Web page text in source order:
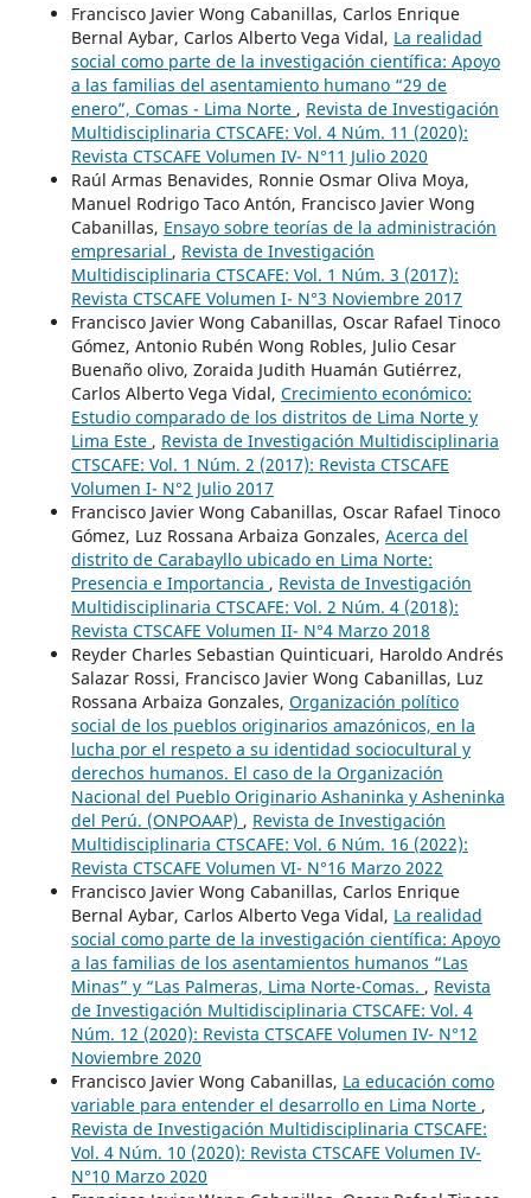
Francisco Javier Wong Cabanillas, Carlos Enrique
Bernal Aybar, Carlos Alberto Vega Vidal, La realidad
social como parte de la investigación científica: Apoyo
a las familias del asentamiento humano “29 de
enero”, Comas - Lima Norte , Revista de Investigación
Multidisciplinaria CTSCAFE: Vol. 4 Núm. 11 (2020):
Revista CTSCAFE Volumen IV- N°11 Julio 2020
Raúl Armas Benavides, Ronnie Osmar Oliva Moya,
Manuel Rodrigo Taco Antón, Francisco Javier Wong
Cabanillas, Ensayo sobre teorías de la administración
empresarial , Revista de Investigación
Multidisciplinaria CTSCAFE: Vol. 1 Núm. 3 (2017):
Revista CTSCAFE Volumen I- N°3 Noviembre 2017
Francisco Javier Wong Cabanillas, Oscar Rafael Tinoco
Gómez, Antonio Rubén Wong Robles, Julio Cesar
Buenaño olivo, Zoraida Judith Huamán Gutiérrez,
Carlos Alberto Vega Vidal, Crecimiento económico:
Estudio comparado de los distritos de Lima Norte y
Lima Este , Revista de Investigación Multidisciplinaria
CTSCAFE: Vol. 1 Núm. 2 (2017): Revista CTSCAFE
Volumen I- N°2 Julio 2017
Francisco Javier Wong Cabanillas, Oscar Rafael Tinoco
Gómez, Luz Rossana Arbaiza Gonzales, Acerca del
distrito de Carabayllo ubicado en Lima Norte:
Presencia e Importancia , Revista de Investigación
Multidisciplinaria CTSCAFE: Vol. 2 Núm. 4 (2018):
Revista CTSCAFE Volumen II- N°4 Marzo 2018
Reyder Charles Sebastian Quinticuari, Haroldo Andrés
Salazar Rossi, Francisco Javier Wong Cabanillas, Luz
Rossana Arbaiza Gonzales, Organización político
social de los pueblos originarios amazónicos, en la
lucha por el respeto a su identidad sociocultural y
derechos humanos. El caso de la Organización
Nacional del Pueblo Originario Ashaninka y Asheninka
del Perú. (ONPOAAP) , Revista de Investigación
Multidisciplinaria CTSCAFE: Vol. 6 Núm. 16 (2022):
Revista CTSCAFE Volumen VI- N°16 Marzo 2022
Francisco Javier Wong Cabanillas, Carlos Enrique
Bernal Aybar, Carlos Alberto Vega Vidal, La realidad
social como parte de la investigación científica: Apoyo
a las familias de los asentamientos humanos “Las
Minas” y “Las Palmeras, Lima Norte-Comas. , Revista
de Investigación Multidisciplinaria CTSCAFE: Vol. 4
Núm. 12 (2020): Revista CTSCAFE Volumen IV- N°12
Noviembre 2020
Francisco Javier Wong Cabanillas, La educación como
variable para entender el desarrollo en Lima Norte ,
Revista de Investigación Multidisciplinaria CTSCAFE:
Vol. 4 Núm. 10 (2020): Revista CTSCAFE Volumen IV-
N°10 Marzo 2020